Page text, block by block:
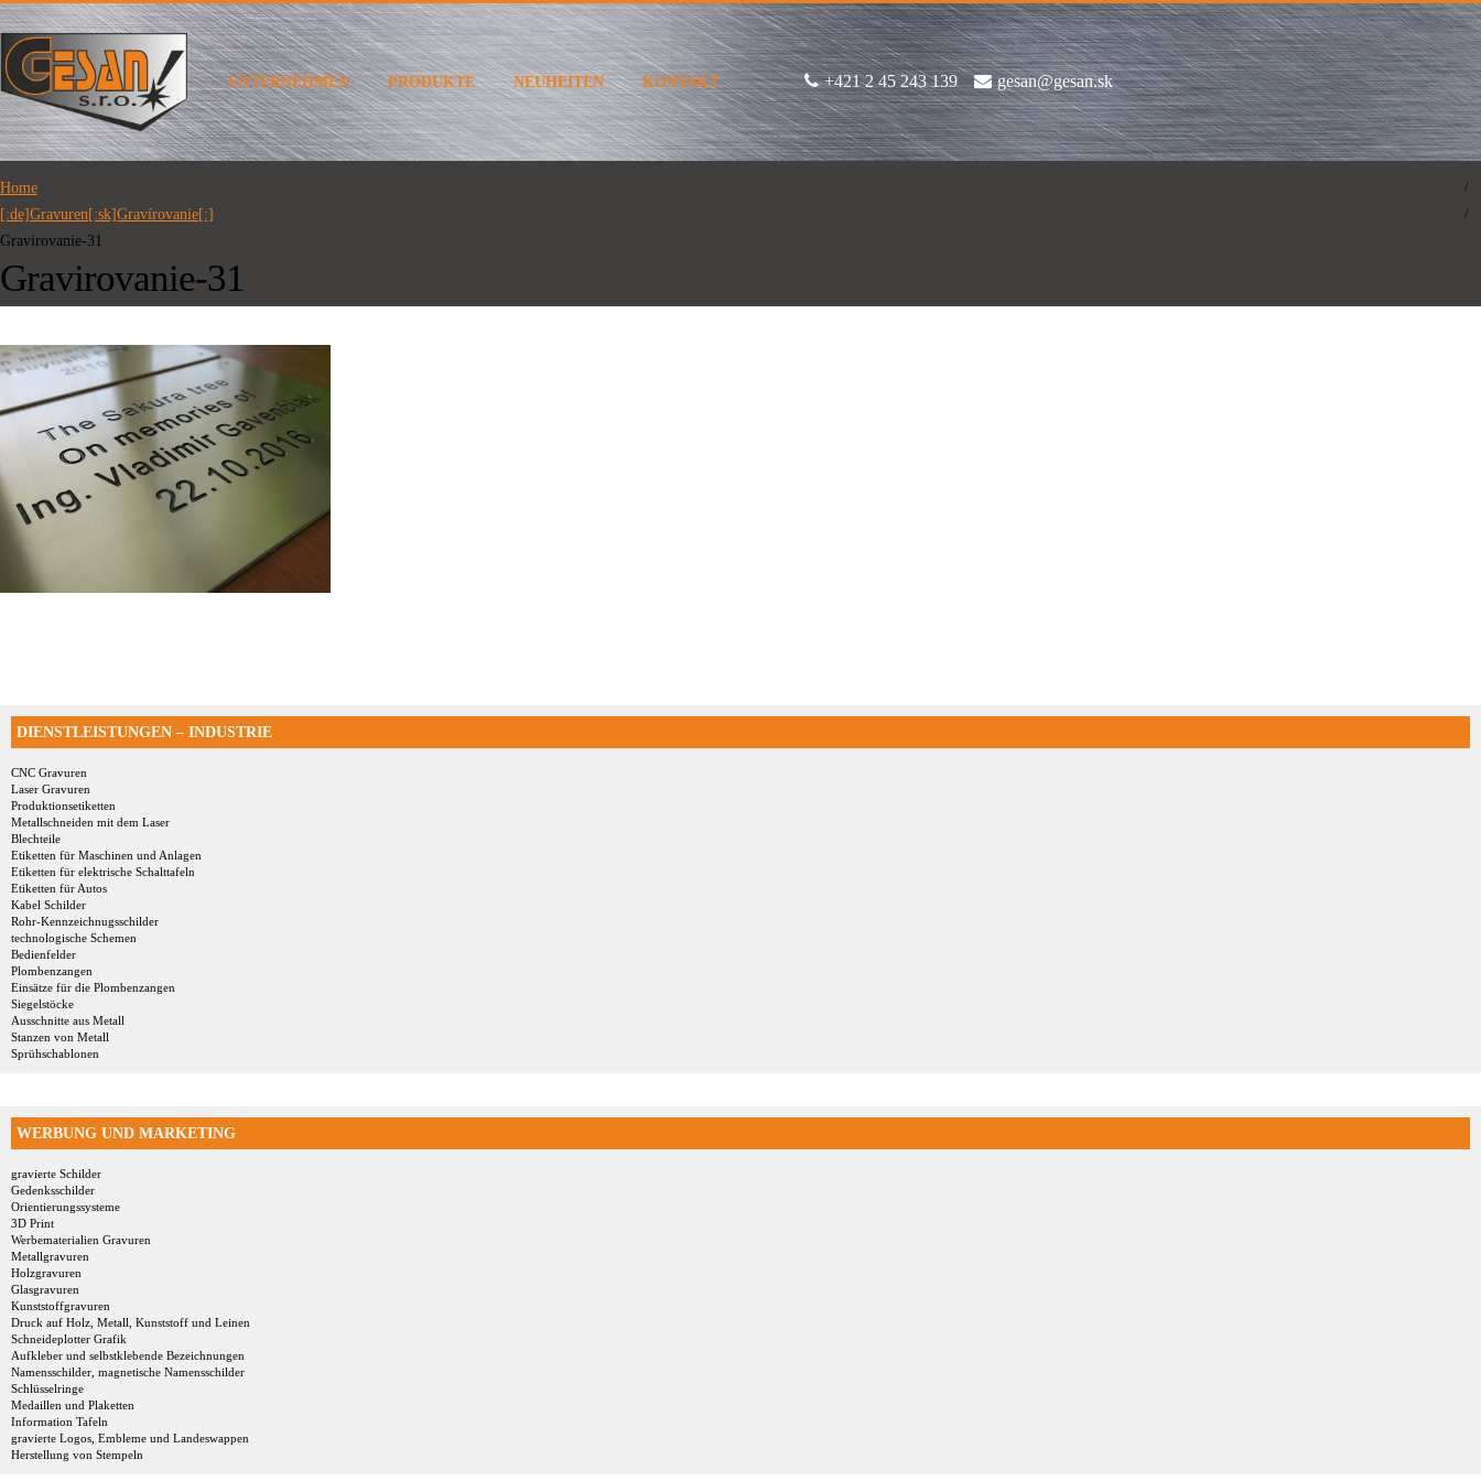
UNTERNEHMEN PRODUKTE NEUHEITEN KONTAKT +421 2 45 243 139 gesan@gesan.sk
Home
[:de]Gravuren[:sk]Gravírovanie[:]
Gravirovanie-31
Gravirovanie-31
DIENSTLEISTUNGEN – INDUSTRIE
CNC Gravuren
Laser Gravuren
Produktionsetiketten
Metallschneiden mit dem Laser
Blechteile
Etiketten für Maschinen und Anlagen
Etiketten für elektrische Schalttafeln
Etiketten für Autos
Kabel Schilder
Rohr-Kennzeichnugsschilder
technologische Schemen
Bedienfelder
Plombenzangen
Einsätze für die Plombenzangen
Siegelstöcke
Ausschnitte aus Metall
Stanzen von Metall
Sprühschablonen
WERBUNG UND MARKETING
gravierte Schilder
Gedenksschilder
Orientierungssysteme
3D Print
Werbematerialien Gravuren
Metallgravuren
Holzgravuren
Glasgravuren
Kunststoffgravuren
Druck auf Holz, Metall, Kunststoff und Leinen
Schneideplotter Grafik
Aufkleber und selbstklebende Bezeichnungen
Namensschilder, magnetische Namensschilder
Schlüsselringe
Medaillen und Plaketten
Information Tafeln
gravierte Logos, Embleme und Landeswappen
Herstellung von Stempeln